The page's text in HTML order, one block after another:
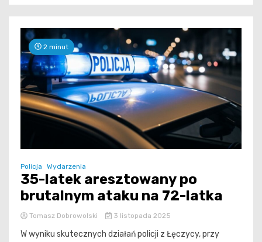
2 minut
Policja Wydarzenia
35-latek aresztowany po
brutalnym ataku na 72-latka
Tomasz Dobrowolski 3 listopada 2025
W wyniku skutecznych działań policji z Łęczycy, przy